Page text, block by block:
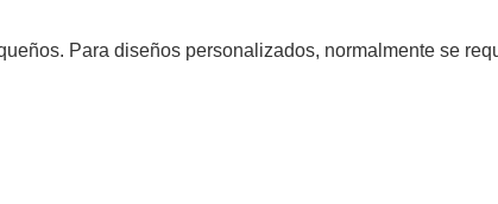
Para diseños personalizados, normalmente se